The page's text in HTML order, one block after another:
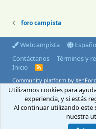
foro campista
Webcampista
Contáctanos
Términos y
Inicio
R
S
Community platform by
© 2004-
Aviso Legal
Utilizamos cookies para
experiencia, y si estás
Al continuar utilizando
nuestra